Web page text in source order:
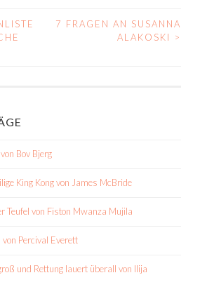
7 FRAGEN AN SUSANNA
ALAKOSKI
>
Bov Bjerg
King Kong von James McBride
Teufel von Fiston Mwanza Mujila
Percival Everett
und Rettung lauert überall von Ilija